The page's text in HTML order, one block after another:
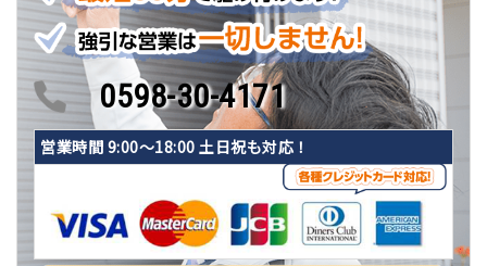
0598-30-4171
営業時間 9:00〜18:00 土日祝も対応！